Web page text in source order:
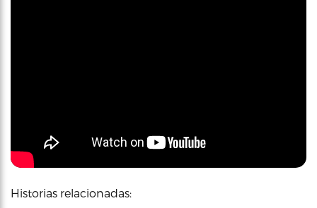
Historias relacionadas: